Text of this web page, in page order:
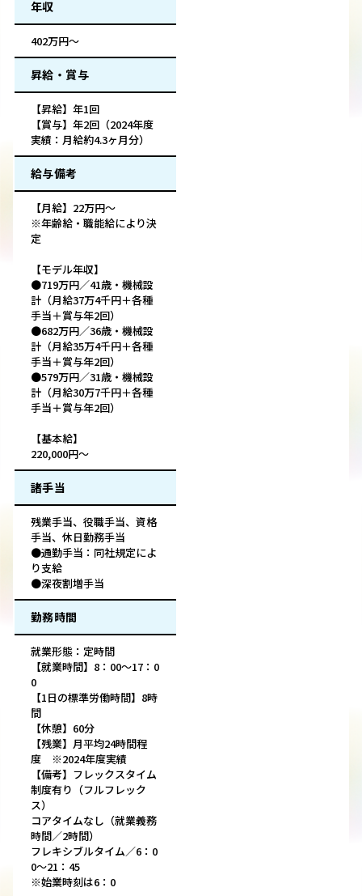
年収
402万円～
昇給・賞与
【昇給】年1回
【賞与】年2回（2024年度
実績：月給約4.3ヶ月分）
給与備考
【月給】22万円～
※年齢給・職能給により決
定
【モデル年収】
●719万円／41歳・機械設
計（月給37万4千円＋各種
手当＋賞与年2回）
●682万円／36歳・機械設
計（月給35万4千円＋各種
手当＋賞与年2回）
●579万円／31歳・機械設
計（月給30万7千円＋各種
手当＋賞与年2回）
【基本給】
220,000円～
諸手当
残業手当、役職手当、資格
手当、休日勤務手当
●通勤手当：同社規定によ
り支給
●深夜割増手当
勤務時間
就業形態：定時間
【就業時間】8：00～17：0
0
【1日の標準労働時間】8時
間
【休憩】60分
【残業】月平均24時間程
度 ※2024年度実績
【備考】フレックスタイム
制度有り（フルフレック
ス）
コアタイムなし（就業義務
時間／2時間）
フレキシブルタイム／6：0
0～21：45
※始業時刻は6：0